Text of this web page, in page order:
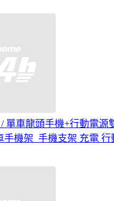
單車龍頭手機+行動電源
手機架_手機支架 充電